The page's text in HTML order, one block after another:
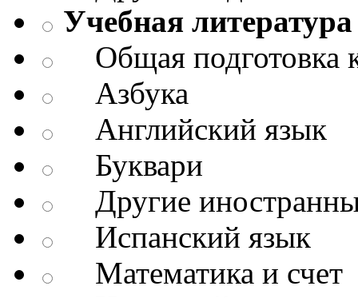
Учебная
Общая подготовка
Азбука
Английский язык
Буквари
Другие
Испанский язык
Математика и счет